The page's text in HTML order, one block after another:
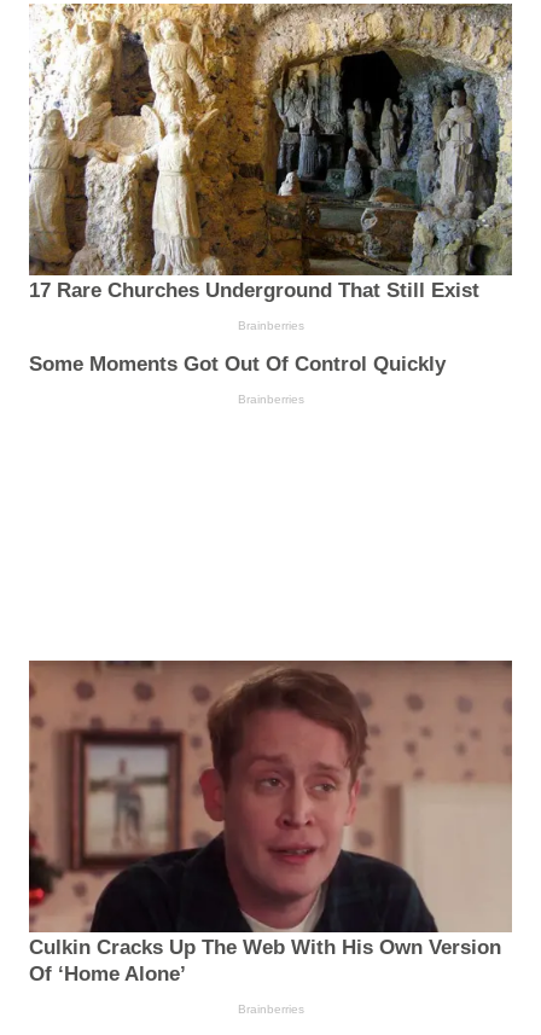
17 Rare Churches Underground That Still Exist
Brainberries
Some Moments Got Out Of Control Quickly
Brainberries
Culkin Cracks Up The Web With His Own Version
Of ‘Home Alone’
Brainberries